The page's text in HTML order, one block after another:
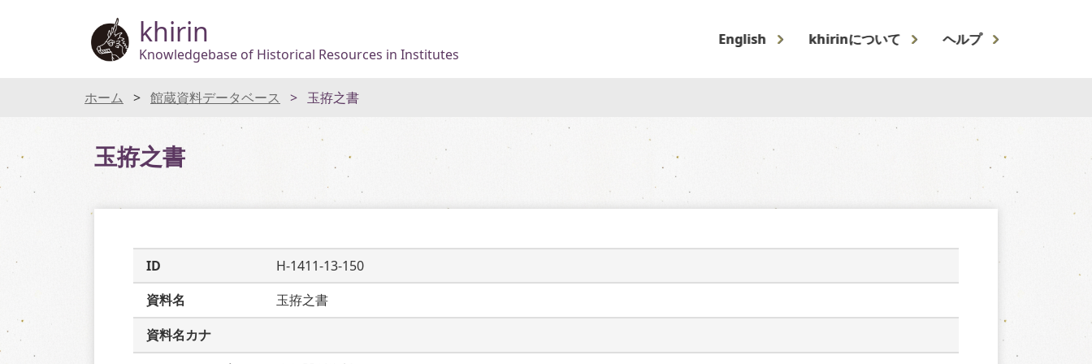
khirin
Knowledgebase of Historical Resources in Institutes
English khirinについて ヘルプ
ホーム 館蔵資料データベース 玉拵之書
玉拵之書
ID
H-1411-13-150
資料名
玉拵之書
資料名カナ